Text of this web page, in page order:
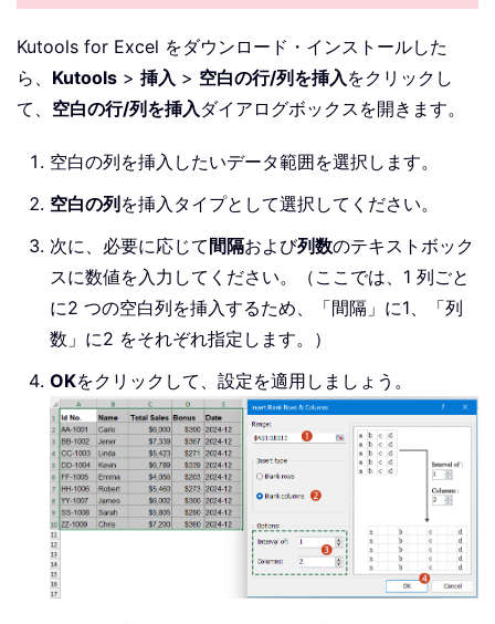
Kutools for Excel をダウンロード・インストールした
ら、 Kutools > 挿入 > 空白の行/列を挿入 をクリックし
て、 空白の行/列を挿入 ダイアログボックスを開きます。
空白の列を挿入したいデータ範囲を選択します。
空白の列を挿入タイプとして選択してください。
次に、必要に応じて間隔および列数のテキストボック
スに数値を入力してください。（ここでは、1 列ごと
に2 つの空白列を挿入するため、「間隔」に1、「列
数」に2 をそれぞれ指定します。）
OKをクリックして、設定を適用しましょう。